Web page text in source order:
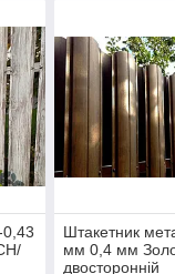
Штакетник
мм 0,4 мм
двосторонній